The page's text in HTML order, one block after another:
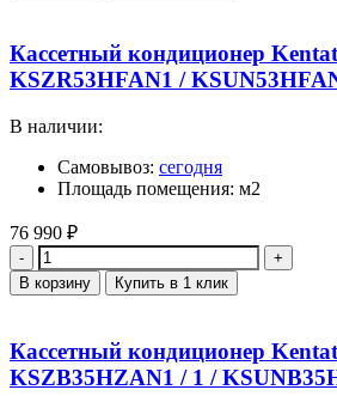
Кассетный кондиционер
KSZR53HFAN1 /
В наличии:
Самовывоз: сегодня
Площадь помещения: м2
76 990 ₽
Количество
В корзину Купить в 1 клик
Кассетный кондиционер
KSZB35HZAN1 / 1 /